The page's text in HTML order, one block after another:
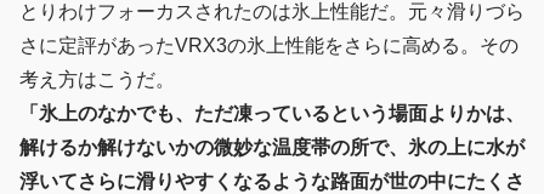
とりわけフォーカスされたのは氷上性能だ。元々滑りづら
さに定評があったVRX3の氷上性能をさらに高める。その
考え方はこうだ。
「氷上のなかでも、ただ凍っているという場面よりかは、
解けるか解けないかの微妙な温度帯の所で、氷の上に水が
浮いてさらに滑りやすくなるような路面が世の中にたくさ